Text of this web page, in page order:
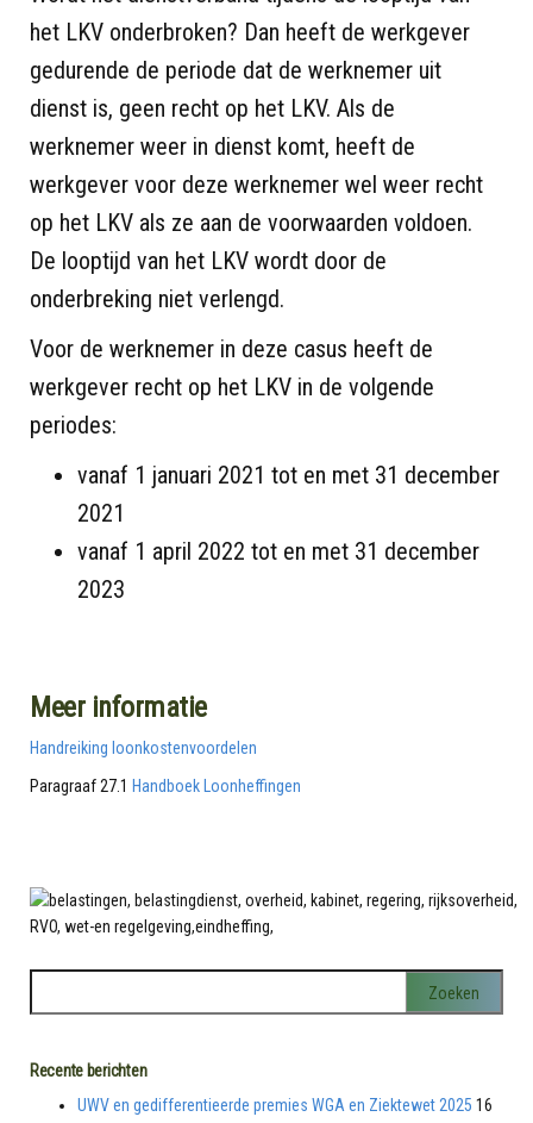
het LKV onderbroken? Dan heeft de werkgever
gedurende de periode dat de werknemer uit
dienst is, geen recht op het LKV. Als de
werknemer weer in dienst komt, heeft de
werkgever voor deze werknemer wel weer recht
op het LKV als ze aan de voorwaarden voldoen.
De looptijd van het LKV wordt door de
onderbreking niet verlengd.
Voor de werknemer in deze casus heeft de
werkgever recht op het LKV in de volgende
periodes:
vanaf 1 januari 2021 tot en met 31 december
2021
vanaf 1 april 2022 tot en met 31 december
2023
Meer informatie
Handreiking loonkostenvoordelen
Paragraaf 27.1 Handboek Loonheffingen
Recente berichten
UWV en gedifferentieerde premies WGA en Ziektewet 2025 16